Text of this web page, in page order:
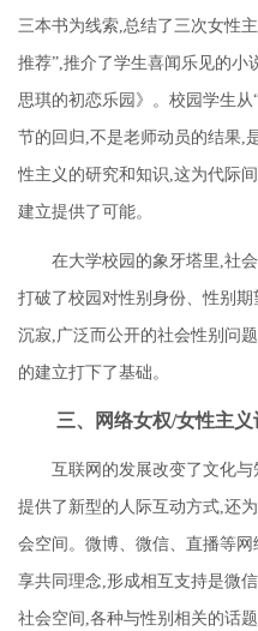
三本书为线索,总结了三次女性
推荐”,推介了学生喜闻乐见的小
思琪的初恋乐园》。校园学生从
节的回归 ,不是老师动员的结果,
性主义的研究和知识,这为代际
建立提供了可能。
在大学校园的象牙塔里 ,社
打破了校园对性别身份、性别
沉寂,广泛而公开的社会性别问
的建立打下了基础。
三、网络女权/女性主义
互联网的发展改变了文化
提供了新型的人际互动方式,还
会空间。微博、微信、直播等
享共同理念,形成相互支持是微
社会空间 ,各种与性别相关的话